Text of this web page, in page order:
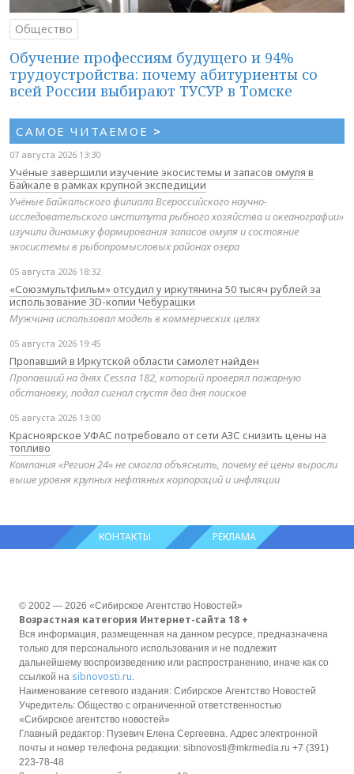
Общество
Обучение профессиям будущего и 94%
трудоустройства: почему абитуриенты со
всей России выбирают ТУСУР в Томске
САМОЕ ЧИТАЕМОЕ >
07 августа 2026 13:30
Учёные завершили изучение экосистемы и запасов омуля в
Байкале в рамках крупной экспедиции
Учёные Байкальского филиала Всероссийского научно-
исследовательского института рыбного хозяйства и океанографии»
изучили динамику формирования запасов омуля и состояние
экосистемы в рыбопромысловых районах озера
05 августа 2026 18:32
«Союзмультфильм» отсудил у иркутянина 50 тысяч рублей за
использование 3D-копии Чебурашки
Мужчина использовал модель в коммерческих целях
05 августа 2026 19:45
Пропавший в Иркутской области самолёт найден
Пропавший на днях Cessna 182, который проверял пожарную
обстановку, подал сигнал спустя два дня поисков
05 августа 2026 13:00
Красноярское УФАС потребовало от сети АЗС снизить цены на
топливо
Компания «Регион 24» не смогла объяснить, почему её цены выросли
выше уровня крупных нефтяных корпораций и инфляции
КОНТАКТЫ РЕКЛАМА
© 2002 — 2026 «Сибирское Агентство Новостей»
Возрастная категория Интернет-сайта 18 +
Вся информация, размещенная на данном ресурсе, предназначена
только для персонального использования и не подлежит
дальнейшему воспроизведению или распространению, иначе как со
ссылкой на sibnovosti.ru.
Наименование сетевого издания: Сибирское Агентство Новостей
Учредитель: Общество с ограниченной ответственностью
«Сибирское агентство новостей»
Главный редактор: Пузевич Елена Сергеевна. Адрес электронной
почты и номер телефона редакции: sibnovosti@mkrmedia.ru +7 (391)
223-78-48